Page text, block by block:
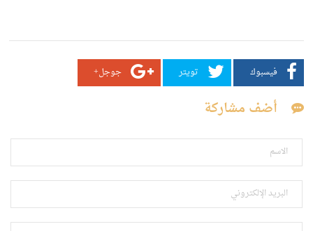
فيسبوك تويتر جوجل+
أضف مشاركة